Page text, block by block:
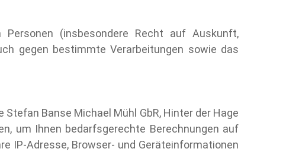
(insbesondere Recht auf Auskunft,
gegen bestimmte Verarbeitungen sowie das
Banse Michael Mühl GbR, Hinter der Hage
um Ihnen bedarfsgerechte Berechnungen auf
IP-Adresse, Browser- und Geräteinformationen